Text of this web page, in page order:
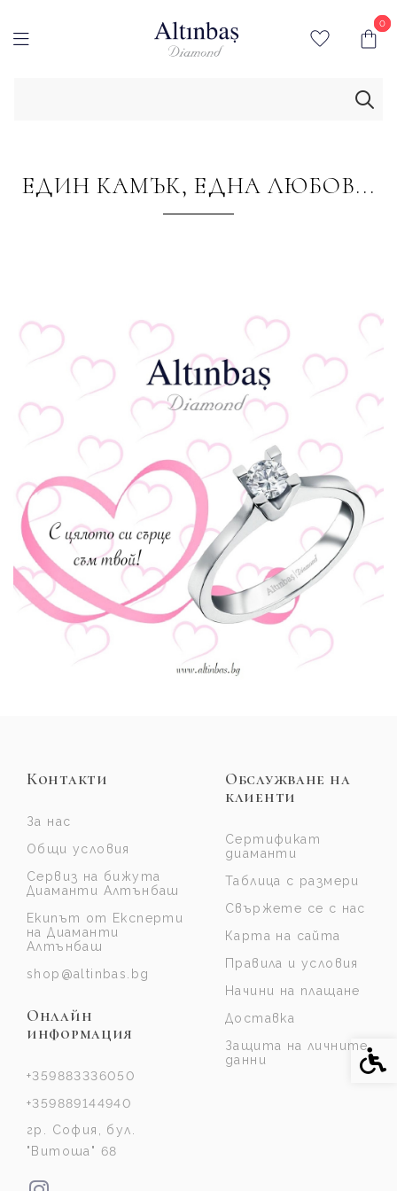
0
0
ЕДИН КАМЪК, ЕДНА ЛЮБОВ...
Контакти
За нас
Общи условия
Сервиз на бижута
Диаманти Алтънбаш
Екипът от Експерти
на Диаманти
Алтънбаш
shop@altinbas.bg
Онлайн
информация
+359883336050
+359889144940
гр. София, бул.
"Витоша" 68
Обслужване на
клиенти
Сертификат
диаманти
Таблица с размери
Свържете се с нас
Карта на сайта
Правила и условия
Начини на плащане
Доставка
Защита на личните
данни